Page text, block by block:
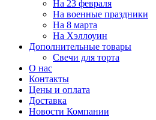
На 23 февраля
На военные праздники
На 8 марта
На Хэллоуин
Дополнительные товары
Свечи для торта
О нас
Контакты
Цены и оплата
Доставка
Новости Компании